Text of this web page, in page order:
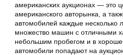
американских аукционах — это
американского авторынка, а
автомобилей каждые несколько
множество машин с отличными
небольшим пробегом и в
автомобили попадают на